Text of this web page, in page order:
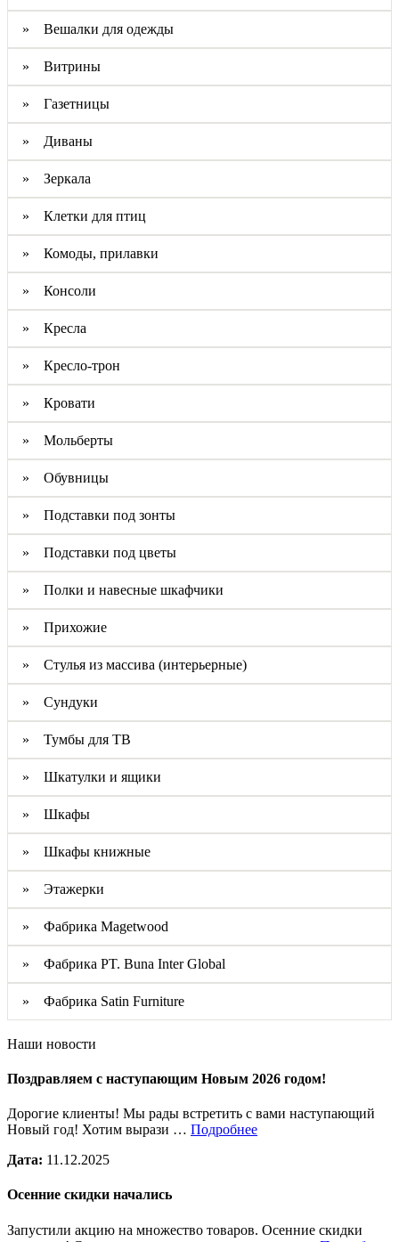
» Вешалки для одежды
» Витрины
» Газетницы
» Диваны
» Зеркала
» Клетки для птиц
» Комоды, прилавки
» Консоли
» Кресла
» Кресло-трон
» Кровати
» Мольберты
» Обувницы
» Подставки под зонты
» Подставки под цветы
» Полки и навесные шкафчики
» Прихожие
» Стулья из массива (интерьерные)
» Сундуки
» Тумбы для ТВ
» Шкатулки и ящики
» Шкафы
» Шкафы книжные
» Этажерки
» Фабрика Magetwood
» Фабрика PT. Buna Inter Global
» Фабрика Satin Furniture
Наши новости
Поздравляем с наступающим Новым 2026 годом!
Дорогие клиенты! Мы рады встретить с вами наступающий
Новый год! Хотим вырази … Подробнее
Дата: 11.12.2025
Осенние скидки начались
Запустили акцию на множество товаров. Осенние скидки